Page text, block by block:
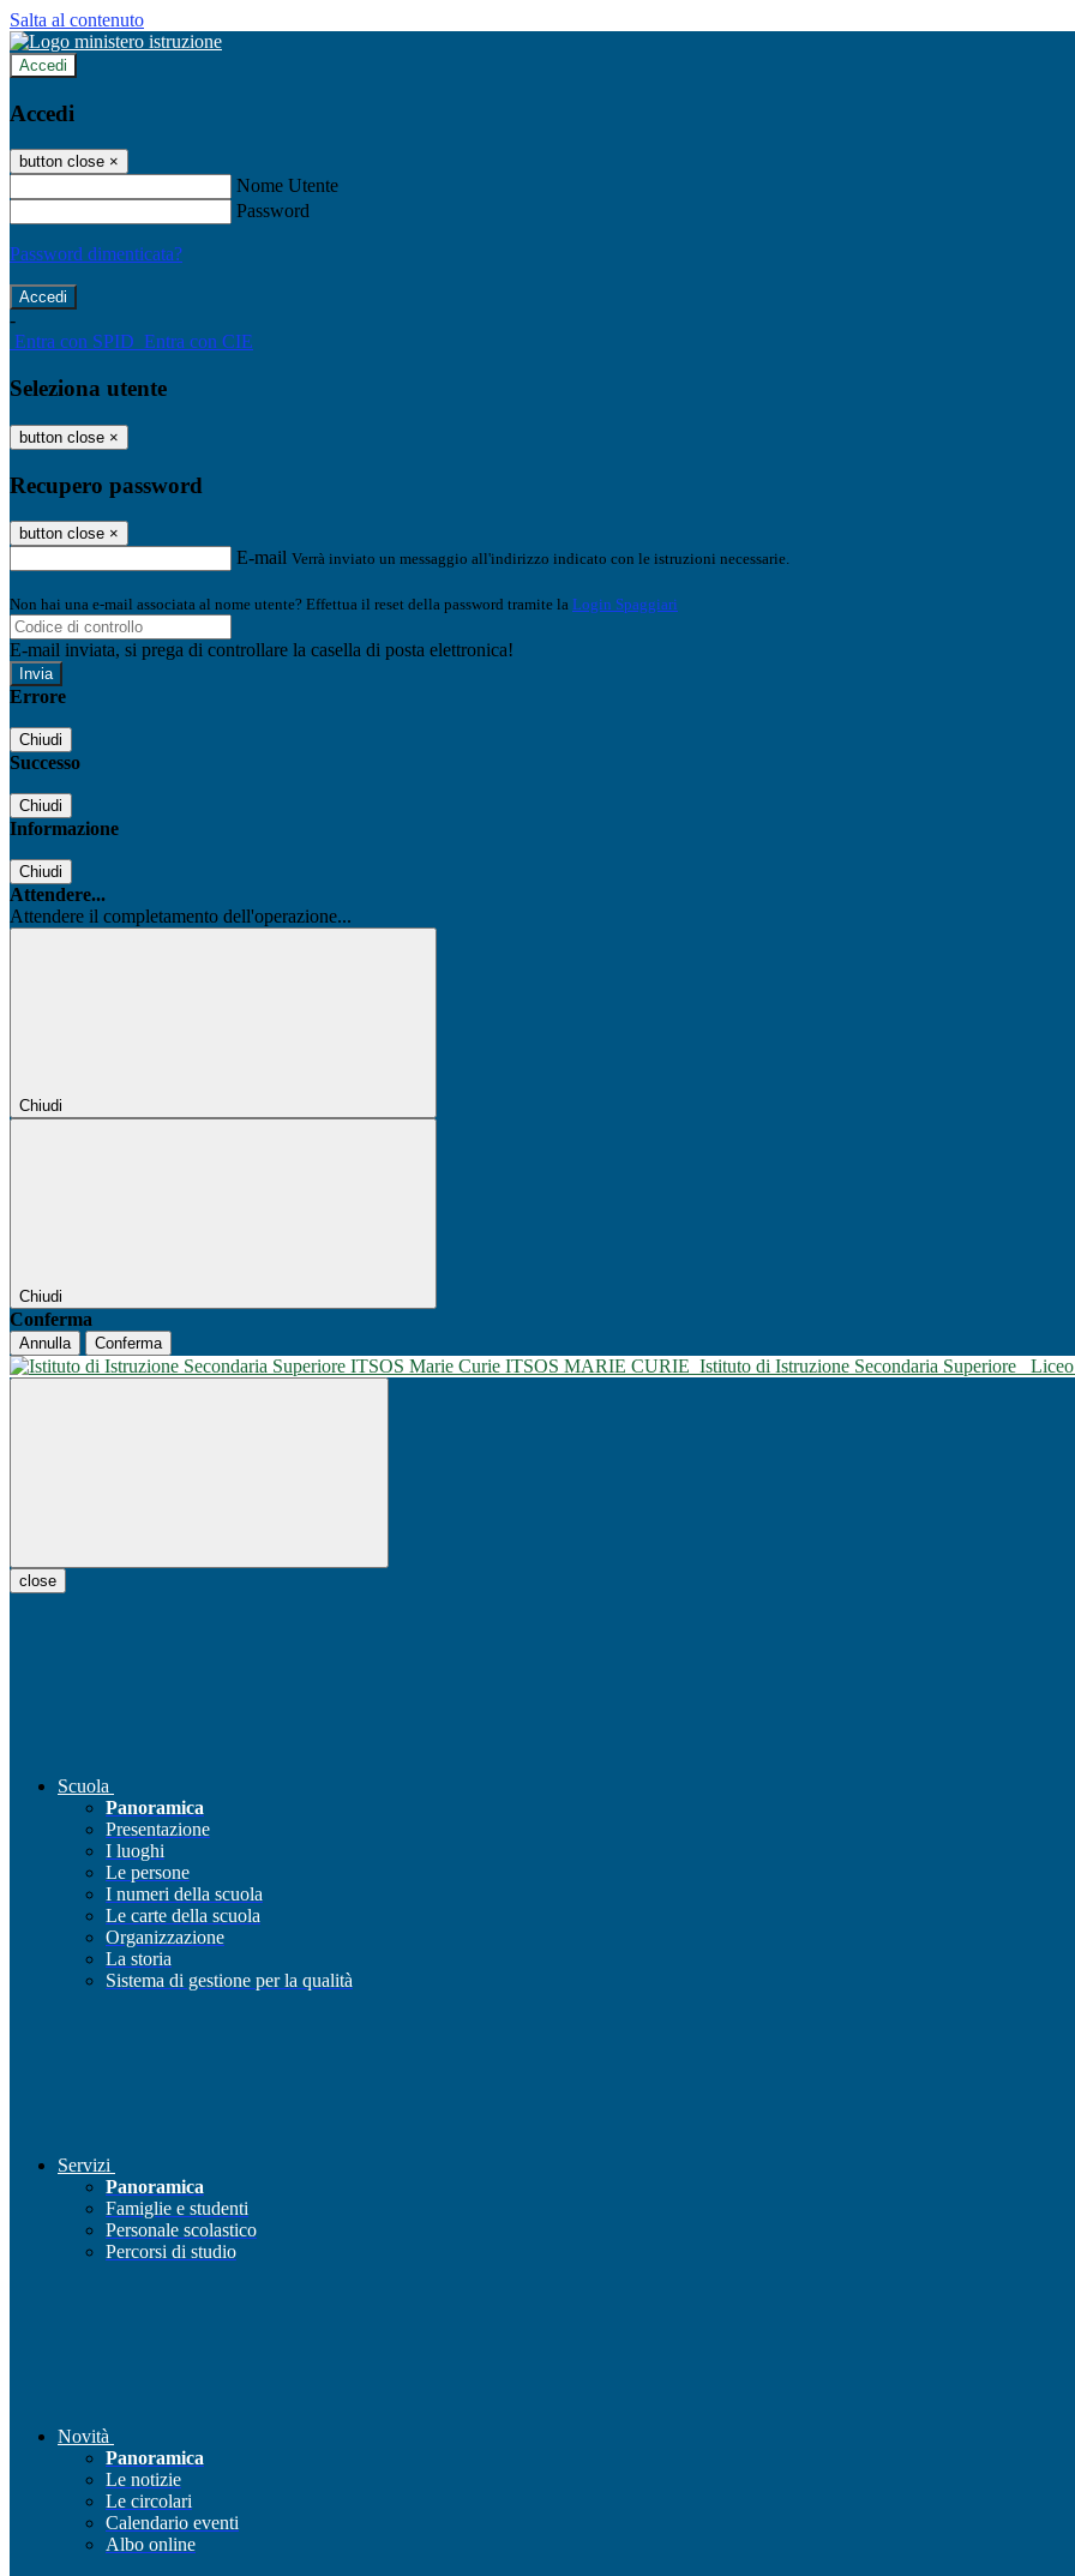
Salta al contenuto
Accedi
Accedi
button close ×
Nome Utente
Password
Password dimenticata?
-
Entra con SPID Entra con CIE
Seleziona utente
button close ×
Recupero password
button close ×
E-mail Verrà inviato un messaggio all'indirizzo indicato con le istruzioni necessarie.
Non hai una e-mail associata al nome utente? Effettua il reset della password tramite la Login Spaggiari
E-mail inviata, si prega di controllare la casella di posta elettronica!
Errore
Chiudi
Successo
Chiudi
Informazione
Chiudi
Attendere...
Attendere il completamento dell'operazione...
Chiudi
Chiudi
Conferma
Annulla Conferma
ITSOS MARIE CURIE Istituto di Istruzione Secondaria Superiore
close
Scuola
Panoramica
Presentazione
I luoghi
Le persone
I numeri della scuola
Le carte della scuola
Organizzazione
La storia
Sistema di gestione per la qualità
Servizi
Panoramica
Famiglie e studenti
Personale scolastico
Percorsi di studio
Novità
Panoramica
Le notizie
Le circolari
Calendario eventi
Albo online